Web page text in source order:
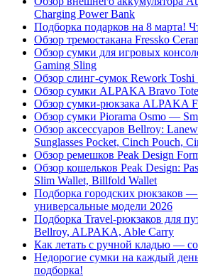
Charging Power Bank
Подборка подарков на 8 марта!
Обзор тремостакана Fressko
Обзор сумки для игровых
Gaming Sling
Обзор слинг-сумок Rework
Обзор сумки ALPAKA Bravo
Обзор сумки-рюкзака ALPAKA
Обзор сумки Piorama Osmo —
Обзор аксессуаров Bellroy:
Sunglasses Pocket, Cinch Pouch,
Обзор ремешков Peak Design
Обзор кошельков Peak Design:
Slim Wallet, Billfold Wallet
Подборка городских рюкзаков
универсальные модели 2026
Подборка Travel-рюкзаков для
Bellroy, ALPAKA, Able Carry
Как летать с ручной кладью —
Недорогие сумки на каждый
подборка!